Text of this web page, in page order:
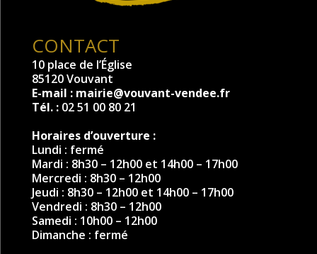
CONTACT
10 place de l’Église
85120 Vouvant
E-mail : mairie@vouvant-vendee.fr
Tél. : 02 51 00 80 21
Horaires d’ouverture :
Lundi : fermé
Mardi : 8h30 – 12h00 et 14h00 – 17h00
Mercredi : 8h30 – 12h00
Jeudi : 8h30 – 12h00 et 14h00 – 17h00
Vendredi : 8h30 – 12h00
Samedi : 10h00 – 12h00
Dimanche : fermé